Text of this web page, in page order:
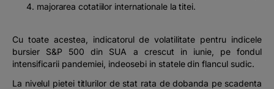
majorarea cotatiilor internationale la titei.
Cu toate acestea, indicatorul de volatilitate pentru indicele
bursier S&P 500 din SUA a crescut in iunie, pe fondul
intensificarii pandemiei, indeosebi in statele din flancul sudic.
La nivelul pietei titlurilor de stat rata de dobanda pe scadenta